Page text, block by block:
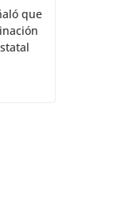
que